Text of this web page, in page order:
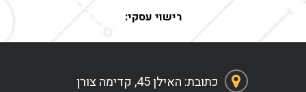
רישוי עסקי:
כתובת: האילן 45, קדימה צורן